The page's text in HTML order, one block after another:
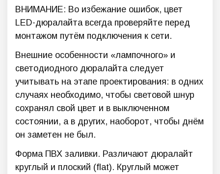
ВНИМАНИЕ: Во избежание ошибок, цвет
LED-дюралайта всегда проверяйте перед
монтажом путём подключения к сети.
Внешние особенности «лампочного» и
светодиодного дюралайта следует
учитывать на этапе проектирования: в одних
случаях необходимо, чтобы световой шнур
сохранял свой цвет и в выключенном
состоянии, а в других, наоборот, чтобы днём
он заметен не был.
Форма ПВХ заливки. Различают дюралайт
круглый и плоский (flat). Круглый может